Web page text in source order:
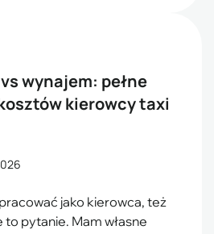
wynajem: pełne
kierowcy taxi
jako kierowca, też
to pytanie. Mam własne